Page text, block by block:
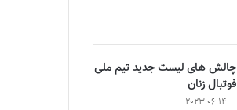
چالش هاى ليست جدید تيم ملى
فوتبال زنان
2023-06-14